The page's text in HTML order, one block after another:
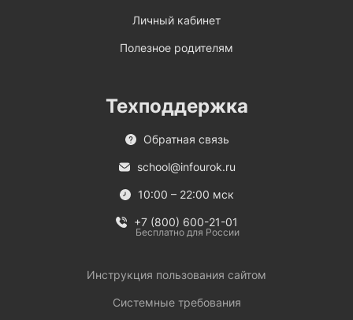
Личный кабинет
Полезное родителям
Техподдержка
Обратная связь
school@infourok.ru
10:00 – 22:00 мск
+7 (800) 600-21-01
Бесплатно для России
Инструкция пользования сайтом
Системные требования